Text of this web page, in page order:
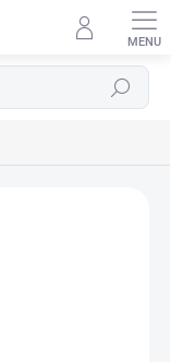
Hľadať